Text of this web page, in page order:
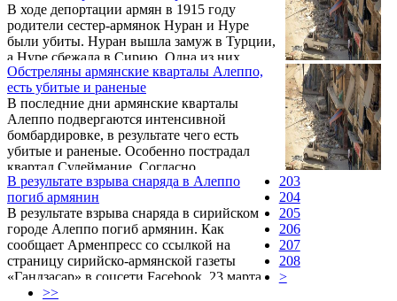
В ходе депортации армян в 1915 году
родители сестер-армянок Нуран и Нуре
были убиты. Нуран вышла замуж в Турции,
а Нуре сбежала в Сирию. Одна из них
выросла, как мусульманка, а вторая – как
христианка. Однако, спустя век, их дети,
выросшие в различных религиях и
культурах, нашли друг друга. Haberturk
поведал подробности трогательной истории
1915г.. Когда началось нападение на села
Батмана, сестрам Нуран и Нуре было 11 и
13 лет.
Обстреляны армянские кварталы Алеппо,
есть убитые и раненые
В последние дни армянские кварталы
Алеппо подвергаются интенсивной
бомбардировке, в результате чего есть
убитые и раненые. Особенно пострадал
квартал Сулеймание. Согласно
официальным источникам в Дамаске, в
результате интенсивной бомбардировки
погибло 8 человек, несколько десятков
человек, в том числе армяне, получили
ранения.
В результате взрыва снаряда в Алеппо
погиб армянин
В результате взрыва снаряда в сирийском
городе Алеппо погиб армянин. Как
сообщает Арменпресс со ссылкой на
страницу сирийско-армянской газеты
«Гандзасар» в соцсети Facebook, 23 марта
погиб армянин из Алеппо Вардан Момчян.
203
204
205
206
207
208
>
>>